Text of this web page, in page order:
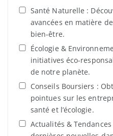
Santé Naturelle :
avancées en matière
bien-être.
Écologie &
initiatives éco-
de notre planète.
Conseils Boursiers :
pointues sur les
santé et l’écologie.
Actualités &